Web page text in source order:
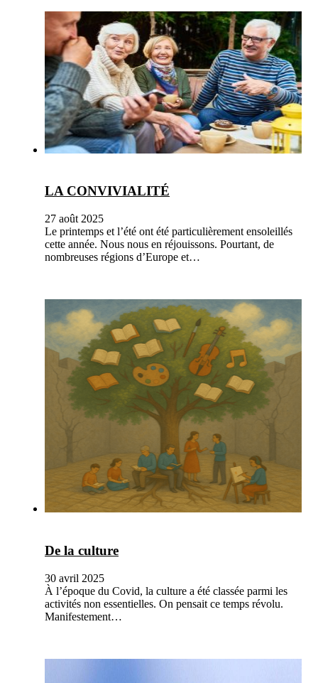
LA CONVIVIALITÉ
27 août 2025
Le printemps et l’été ont été particulièrement ensoleillés
cette année. Nous nous en réjouissons. Pourtant, de
nombreuses régions d’Europe et…
De la culture
30 avril 2025
À l’époque du Covid, la culture a été classée parmi les
activités non essentielles. On pensait ce temps révolu.
Manifestement…